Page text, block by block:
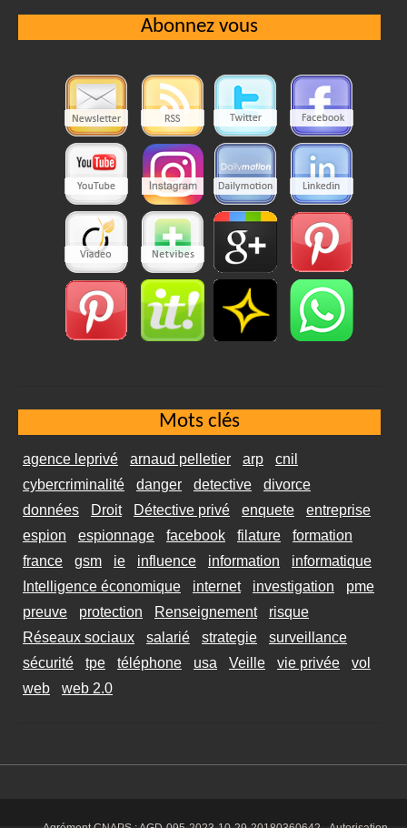
Abonnez vous
Mots clés
agence leprivé arnaud pelletier arp
cnil
cybercriminalité
danger detective
divorce
données
Droit Détective privé enquete
entreprise
espion
espionnage facebook filature
formation
france
gsm ie influence information
informatique
Intelligence économique
internet investigation
pme
preuve
protection Renseignement
risque
Réseaux sociaux
salarié strategie
surveillance
sécurité
tpe téléphone usa Veille vie privée
vol
web
web 2.0